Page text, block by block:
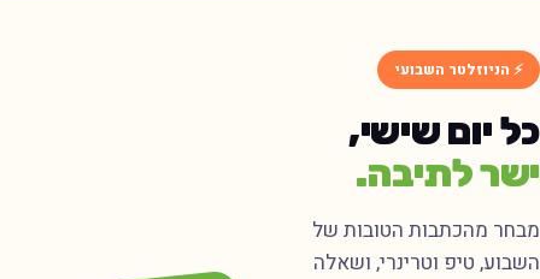
⚡ הניוזלטר השבועי
יום שישי,
לתיבה.
מהכתבות הטובות של
טיפ וטרינרי, ושאלה